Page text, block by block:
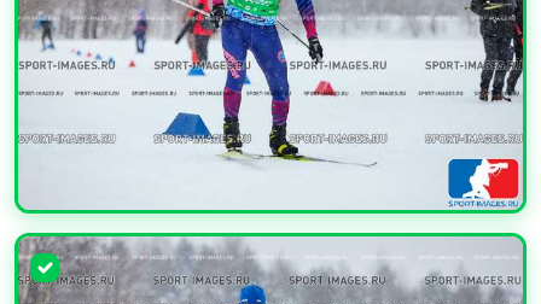
УВЕЛИЧИТЬ